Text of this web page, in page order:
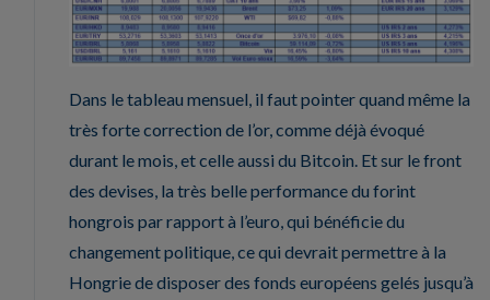
Dans le tableau mensuel, il faut pointer quand même la
très forte correction de l’or, comme déjà évoqué
durant le mois, et celle aussi du Bitcoin. Et sur le front
des devises, la très belle performance du forint
hongrois par rapport à l’euro, qui bénéficie du
changement politique, ce qui devrait permettre à la
Hongrie de disposer des fonds européens gelés jusqu’à